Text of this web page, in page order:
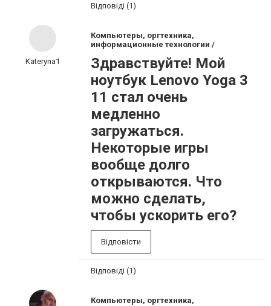
Відповіді (1)
Kateryna1
Компьютеры, оргтехника,
информационные технологии /
Здравствуйте! Мой
ноутбук Lenovo Yoga 3
11 стал очень
медленно
загружаться.
Некоторые игры
вообще долго
открываются. Что
можно сделать,
чтобы ускорить его?
Відповісти
Відповіді (1)
Компьютеры, оргтехника,